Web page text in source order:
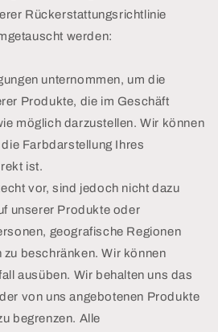
Rückerstattungsrichtlinie
werden:
unternommen, um die
Produkte, die im Geschäft
möglich darzustellen. Wir können
Farbdarstellung Ihres
ist.
vor, sind jedoch nicht dazu
unserer Produkte oder
geografische Regionen
beschränken. Wir können
ausüben. Wir behalten uns das
von uns angebotenen Produkte
begrenzen. Alle